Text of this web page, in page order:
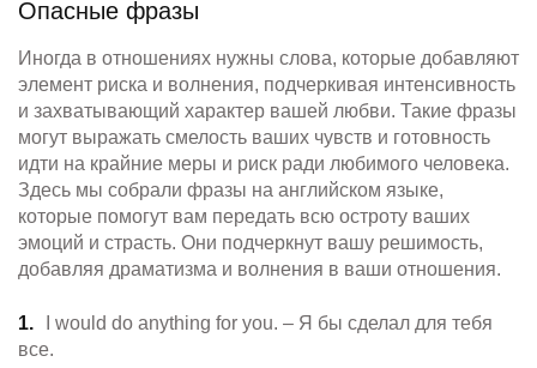
Опасные фразы
Иногда в отношениях нужны слова, которые добавляют
элемент риска и волнения, подчеркивая интенсивность
и захватывающий характер вашей любви. Такие фразы
могут выражать смелость ваших чувств и готовность
идти на крайние меры и риск ради любимого человека.
Здесь мы собрали фразы на английском языке,
которые помогут вам передать всю остроту ваших
эмоций и страсть. Они подчеркнут вашу решимость,
добавляя драматизма и волнения в ваши отношения.
I would do anything for you. – Я бы сделал для тебя
все.